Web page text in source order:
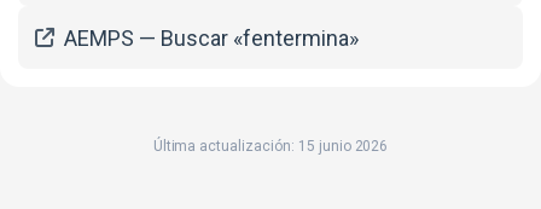
AEMPS — Buscar «fentermina»
Última actualización: 15 junio 2026